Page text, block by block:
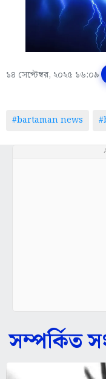
১৪ সেপ্টেম্বর, ২০২৫ ১৬:০৯
#bartaman news
সম্পর্কিত